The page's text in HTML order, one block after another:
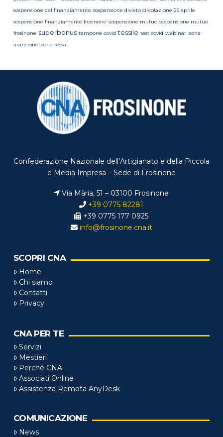
sospensione del finanziamento sospensione divieto circolazione 25 aprile
sospensione finanziamento frosinone sospensione mutuo sospensione mutuo
frosinone superbonus tampone covid tessile test covid webinar zona
arancione zona rossa
Confederazione Nazionale dell’Artigianato e della Piccola
e Media Impresa – Sede di Frosinone
Via Mària, 51 – 03100 Frosinone
+39 0775 82281
+39 0775 177 0925
info@frosinone.cna.it
SCOPRI CNA
Home
Chi siamo
Contatti
Privacy
CNA PER TE
Servizi
Mestieri
Perché CNA
Associati Online
Assistenza Remota AnyDesk
COMUNICAZIONE
News